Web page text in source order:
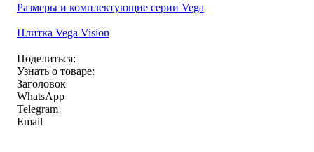
Размеры и комплектующие серии Vega
Плитка Vega Vision
Поделиться:
Узнать о товаре:
Заголовок
WhatsApp
Telegram
Email